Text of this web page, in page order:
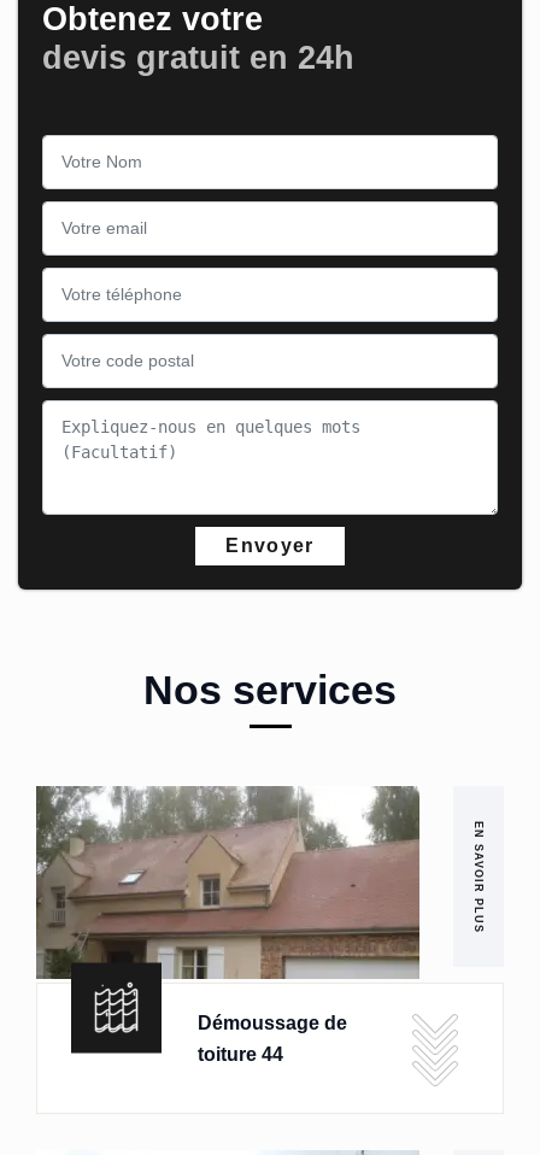
Obtenez votre
devis gratuit en 24h
Nos services
EN SAVOIR PLUS
Démoussage de
toiture 44